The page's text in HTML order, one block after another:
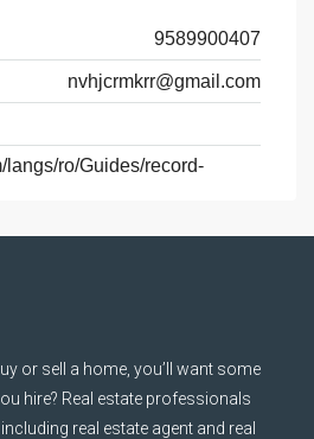
9589900407
nvhjcrmkrr@gmail.com
langs/ro/Guides/record-
or sell a home, you’ll want some
hire? Real estate professionals
real estate agent and real